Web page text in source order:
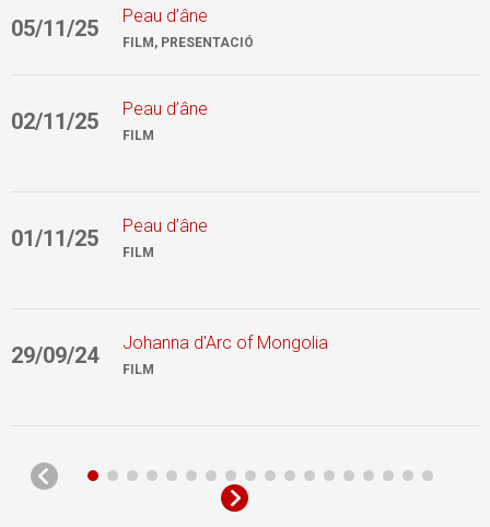
05/11/25 Peau d’âne
FILM, PRESENTACIÓ
02/11/25 Peau d’âne
FILM
01/11/25 Peau d’âne
FILM
29/09/24 Johanna d'Arc of Mongolia
FILM